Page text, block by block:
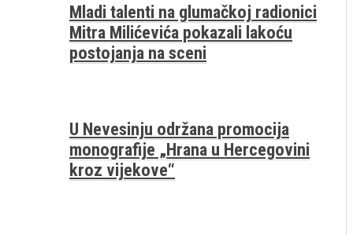
Mladi talenti na glumačkoj radionici
Mitra Milićevića pokazali lakoću
postojanja na sceni
U Nevesinju održana promocija
monografije „Hrana u Hercegovini
kroz vijekove“